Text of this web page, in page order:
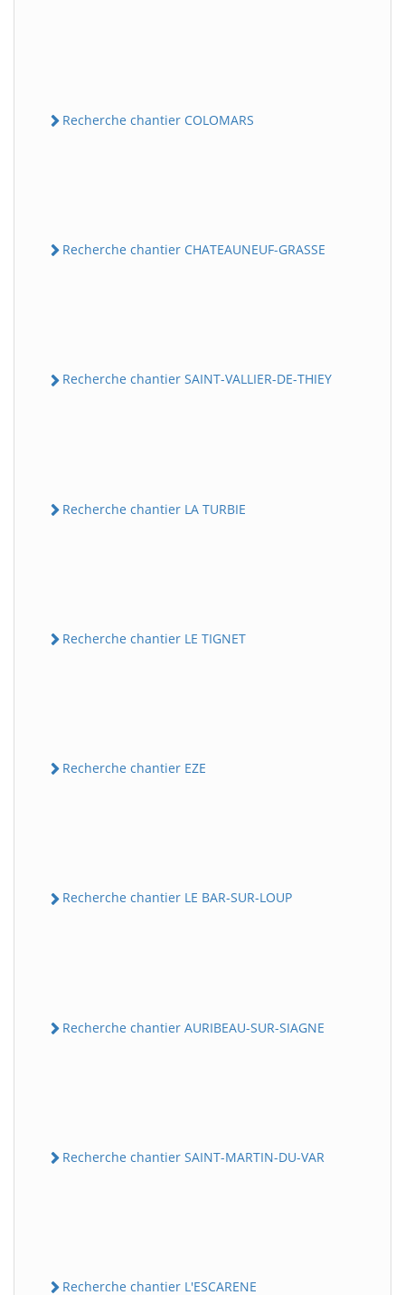
Recherche chantier COLOMARS
Recherche chantier CHATEAUNEUF-GRASSE
Recherche chantier SAINT-VALLIER-DE-THIEY
Recherche chantier LA TURBIE
Recherche chantier LE TIGNET
Recherche chantier EZE
Recherche chantier LE BAR-SUR-LOUP
Recherche chantier AURIBEAU-SUR-SIAGNE
Recherche chantier SAINT-MARTIN-DU-VAR
Recherche chantier L'ESCARENE